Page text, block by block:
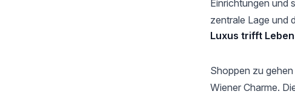
Einrichtungen und
zentrale Lage und
Luxus trifft
Shoppen zu
Wiener Charme.